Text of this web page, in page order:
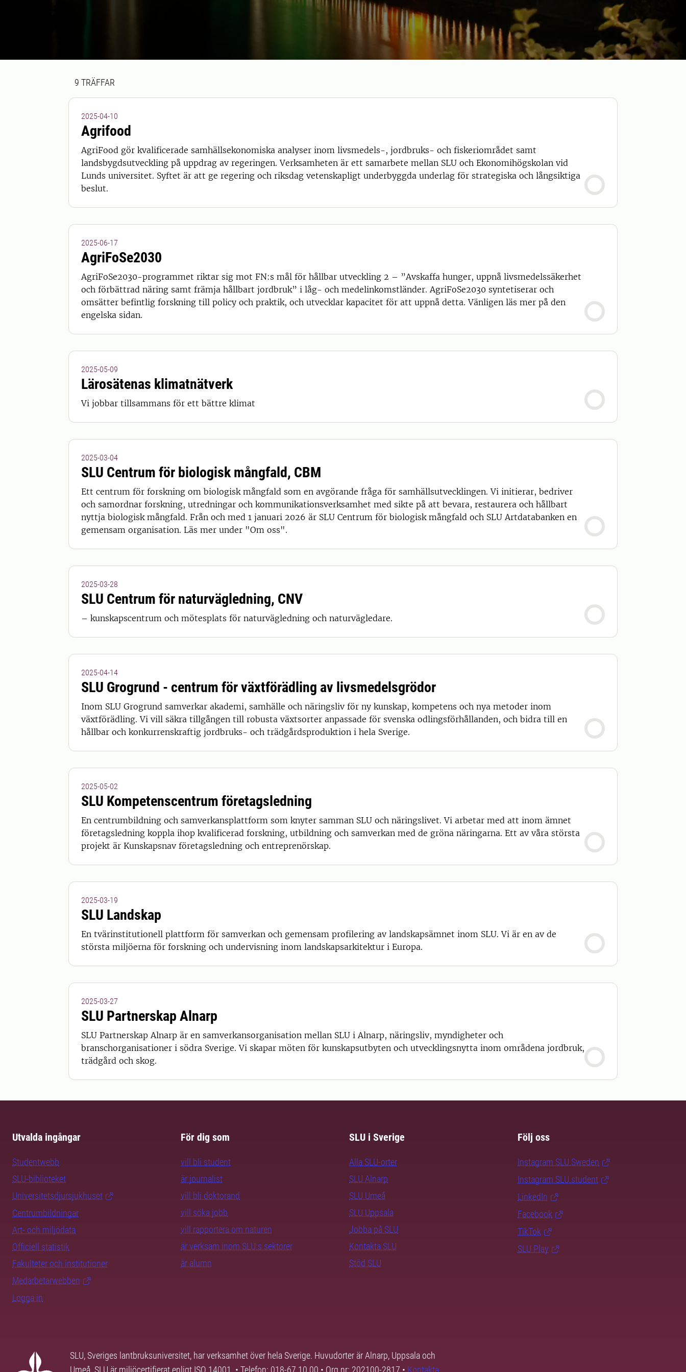
Sökresultat
9 TRÄFFAR
2025-04-10
Agrifood
AgriFood gör kvalificerade samhällsekonomiska analyser inom livsmedels-, jordbruks- och fiskeriområdet samt
landsbygdsutveckling på uppdrag av regeringen. Verksamheten är ett samarbete mellan SLU och Ekonomihögskolan vid
Lunds universitet. Syftet är att ge regering och riksdag vetenskapligt underbyggda underlag för strategiska och långsiktiga
beslut.
2025-06-17
AgriFoSe2030
AgriFoSe2030-programmet riktar sig mot FN:s mål för hållbar utveckling 2 – ”Avskaffa hunger, uppnå livsmedelssäkerhet
och förbättrad näring samt främja hållbart jordbruk” i låg- och medelinkomstländer. AgriFoSe2030 syntetiserar och
omsätter befintlig forskning till policy och praktik, och utvecklar kapacitet för att uppnå detta. Vänligen läs mer på den
engelska sidan.
2025-05-09
Lärosätenas klimatnätverk
Vi jobbar tillsammans för ett bättre klimat
2025-03-04
SLU Centrum för biologisk mångfald, CBM
Ett centrum för forskning om biologisk mångfald som en avgörande fråga för samhällsutvecklingen. Vi initierar, bedriver
och samordnar forskning, utredningar och kommunikationsverksamhet med sikte på att bevara, restaurera och hållbart
nyttja biologisk mångfald. Från och med 1 januari 2026 är SLU Centrum för biologisk mångfald och SLU Artdatabanken en
gemensam organisation. Läs mer under "Om oss".
2025-03-28
SLU Centrum för naturvägledning, CNV
– kunskapscentrum och mötesplats för naturvägledning och naturvägledare.
2025-04-14
SLU Grogrund - centrum för växtförädling av livsmedelsgrödor
Inom SLU Grogrund samverkar akademi, samhälle och näringsliv för ny kunskap, kompetens och nya metoder inom
växtförädling. Vi vill säkra tillgången till robusta växtsorter anpassade för svenska odlingsförhållanden, och bidra till en
hållbar och konkurrenskraftig jordbruks- och trädgårdsproduktion i hela Sverige.
2025-05-02
SLU Kompetenscentrum företagsledning
En centrumbildning och samverkansplattform som knyter samman SLU och näringslivet. Vi arbetar med att inom ämnet
företagsledning koppla ihop kvalificerad forskning, utbildning och samverkan med de gröna näringarna. Ett av våra största
projekt är Kunskapsnav företagsledning och entreprenörskap.
2025-03-19
SLU Landskap
En tvärinstitutionell plattform för samverkan och gemensam profilering av landskapsämnet inom SLU. Vi är en av de
största miljöerna för forskning och undervisning inom landskapsarkitektur i Europa.
2025-03-27
SLU Partnerskap Alnarp
SLU Partnerskap Alnarp är en samverkansorganisation mellan SLU i Alnarp, näringsliv, myndigheter och
branschorganisationer i södra Sverige. Vi skapar möten för kunskapsutbyten och utvecklingsnytta inom områdena jordbruk,
trädgård och skog.
Utvalda ingångar
Studentwebb
SLU-biblioteket
Universitetsdjursjukhuset
Centrumbildningar
Art- och miljödata
Officiell statistik
Fakulteter och institutioner
Medarbetarwebben
Logga in
För dig som
vill bli student
är journalist
vill bli doktorand
vill söka jobb
vill rapportera om naturen
är verksam inom SLU:s sektorer
är alumn
SLU i Sverige
Alla SLU-orter
SLU Alnarp
SLU Umeå
SLU Uppsala
Jobba på SLU
Kontakta SLU
Stöd SLU
Följ oss
Instagram SLU.Sweden
Instagram SLU.student
LinkedIn
Facebook
TikTok
SLU Play
SLU, Sveriges lantbruksuniversitet, har verksamhet över hela Sverige. Huvudorter är Alnarp, Uppsala och
Umeå. SLU är miljöcertifierat enligt ISO 14001. • Telefon: 018-67 10 00 • Org nr: 202100-2817 • Kontakta